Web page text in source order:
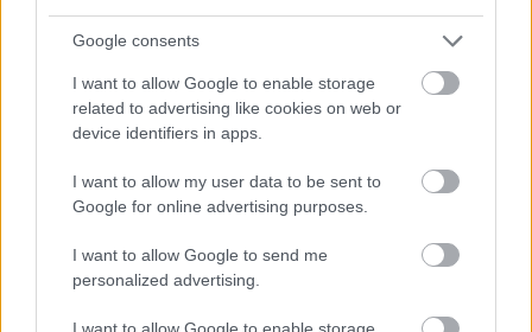
Google consents
I want to allow Google to enable storage
related to advertising like cookies on web or
device identifiers in apps.
I want to allow my user data to be sent to
Google for online advertising purposes.
I want to allow Google to send me
personalized advertising.
I want to allow Google to enable storage
A 2019-es értékhez való viszonyítás is jogosnak
tűnhet, viszont 2019-hez képest
nagyjából
19 százalékkal nőttek a reálbérek, vagyis közel